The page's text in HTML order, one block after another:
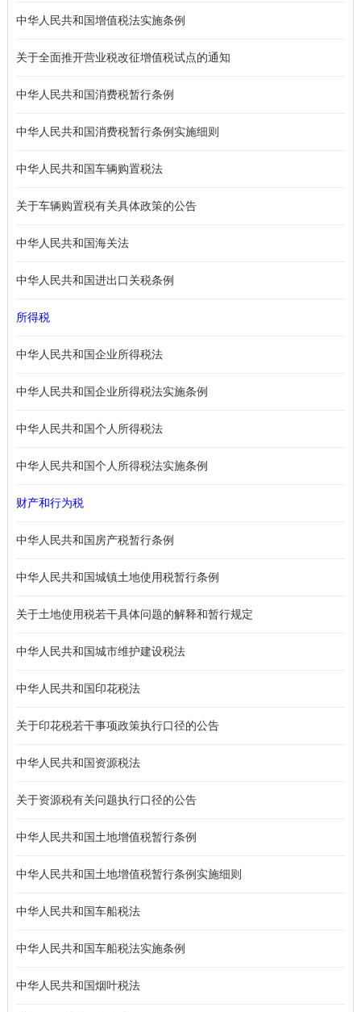
中华人民共和国增值税法实施条例
关于全面推开营业税改征增值税试点的通知
中华人民共和国消费税暂行条例
中华人民共和国消费税暂行条例实施细则
中华人民共和国车辆购置税法
关于车辆购置税有关具体政策的公告
中华人民共和国海关法
中华人民共和国进出口关税条例
所得税
中华人民共和国企业所得税法
中华人民共和国企业所得税法实施条例
中华人民共和国个人所得税法
中华人民共和国个人所得税法实施条例
财产和行为税
中华人民共和国房产税暂行条例
中华人民共和国城镇土地使用税暂行条例
关于土地使用税若干具体问题的解释和暂行规定
中华人民共和国城市维护建设税法
中华人民共和国印花税法
关于印花税若干事项政策执行口径的公告
中华人民共和国资源税法
关于资源税有关问题执行口径的公告
中华人民共和国土地增值税暂行条例
中华人民共和国土地增值税暂行条例实施细则
中华人民共和国车船税法
中华人民共和国车船税法实施条例
中华人民共和国烟叶税法